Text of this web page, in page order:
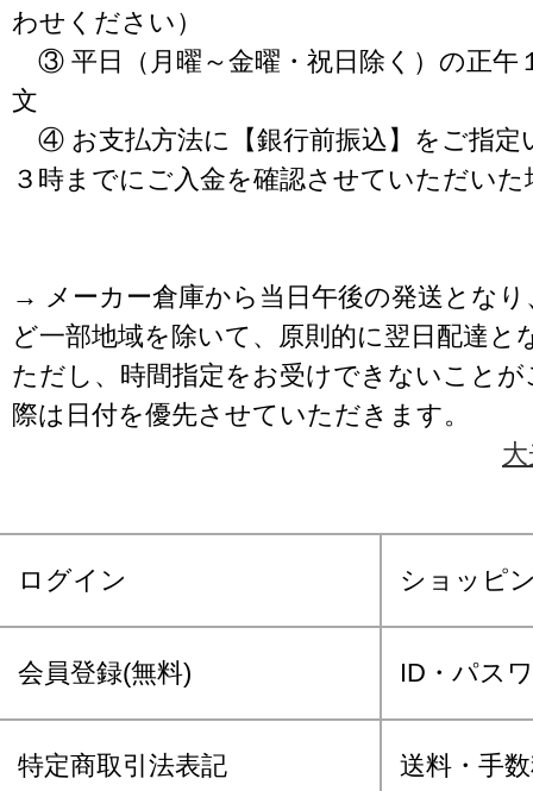
わせください）
③ 平日（月曜～金曜・祝日除く）の正午
文
④ お支払方法に【銀行前振込】をご指定
３時までにご入金を確認させていただいた
→ メーカー倉庫から当日午後の発送となり
ど一部地域を除いて、原則的に翌日配達と
ただし、時間指定をお受けできないこと
際は日付を優先させていただきます。
ログイン ショッピ
会員登録(無料) ID・パス
特定商取引法表記 送料・手